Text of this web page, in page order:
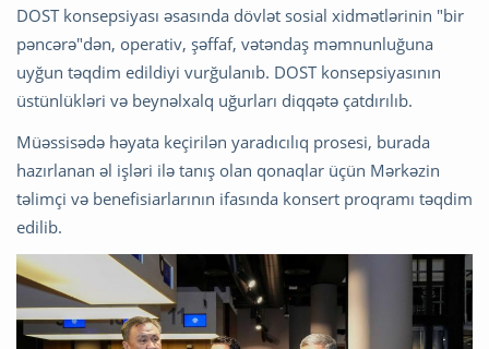
DOST konsepsiyası əsasında dövlət sosial xidmətlərinin "bir
pəncərə"dən, operativ, şəffaf, vətəndaş məmnunluğuna
uyğun təqdim edildiyi vurğulanıb. DOST konsepsiyasının
üstünlükləri və beynəlxalq uğurları diqqətə çatdırılıb.
Müəssisədə həyata keçirilən yaradıcılıq prosesi, burada
hazırlanan əl işləri ilə tanış olan qonaqlar üçün Mərkəzin
təlimçi və benefisiarlarının ifasında konsert proqramı təqdim
edilib.